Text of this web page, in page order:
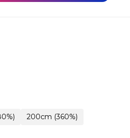
200cm (360%)